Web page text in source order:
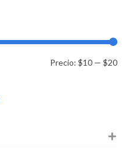
Precio:$10 —$20